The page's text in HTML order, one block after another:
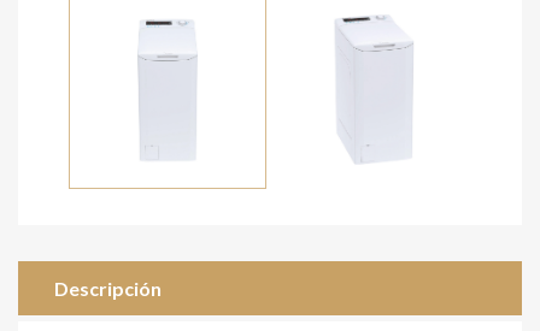
Descripción